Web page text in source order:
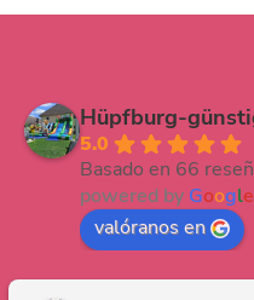
Hüpfburg-
5.0
Basado en 66
powered by Google
valóranos en